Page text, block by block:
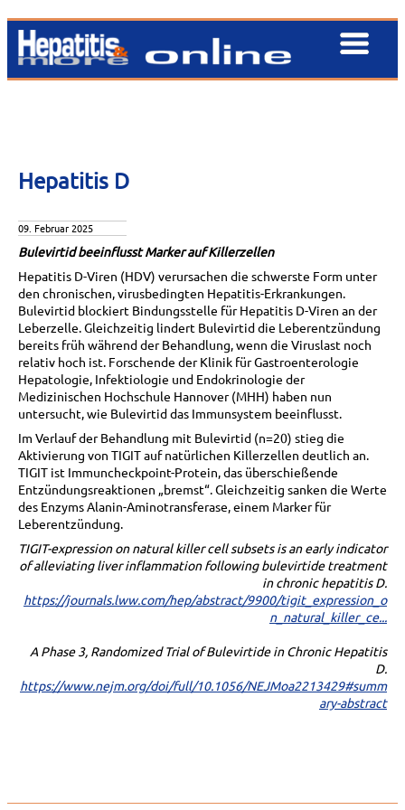
Hepatitis D
09. Februar 2025
Bulevirtid beeinflusst Marker auf Killerzellen
Hepatitis D-Viren (HDV) verursachen die schwerste Form unter
den chronischen, virusbedingten Hepatitis-Erkrankungen.
Bulevirtid blockiert Bindungsstelle für Hepatitis D-Viren an der
Leberzelle. Gleichzeitig lindert Bulevirtid die Leberentzündung
bereits früh während der Behandlung, wenn die Viruslast noch
relativ hoch ist. Forschende der Klinik für Gastroenterologie
Hepatologie, Infektiologie und Endokrinologie der
Medizinischen Hochschule Hannover (MHH) haben nun
untersucht, wie Bulevirtid das Immunsystem beeinflusst.
Im Verlauf der Behandlung mit Bulevirtid (n=20) stieg die
Aktivierung von TIGIT auf natürlichen Killerzellen deutlich an.
TIGIT ist Immuncheckpoint-Protein, das überschießende
Entzündungsreaktionen „bremst“. Gleichzeitig sanken die Werte
des Enzyms Alanin-Aminotransferase, einem Marker für
Leberentzündung.
TIGIT-expression on natural killer cell subsets is an early indicator
of alleviating liver inflammation following bulevirtide treatment
in chronic hepatitis D.
https://journals.lww.com/hep/abstract/9900/tigit_expression_o
n_natural_killer_ce...
A Phase 3, Randomized Trial of Bulevirtide in Chronic Hepatitis
D.
https://www.nejm.org/doi/full/10.1056/NEJMoa2213429#summ
ary-abstract